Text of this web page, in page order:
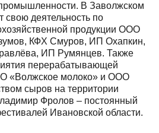
В Заволжском
свою деятельность по
продукции ООО
КФХ Смуров, ИП Охапкин,
ИП Румянцев. Также
перерабатывающей
«Волжское молоко» и ООО
сыров на территории
Фролов – постоянный
Ивановской области.